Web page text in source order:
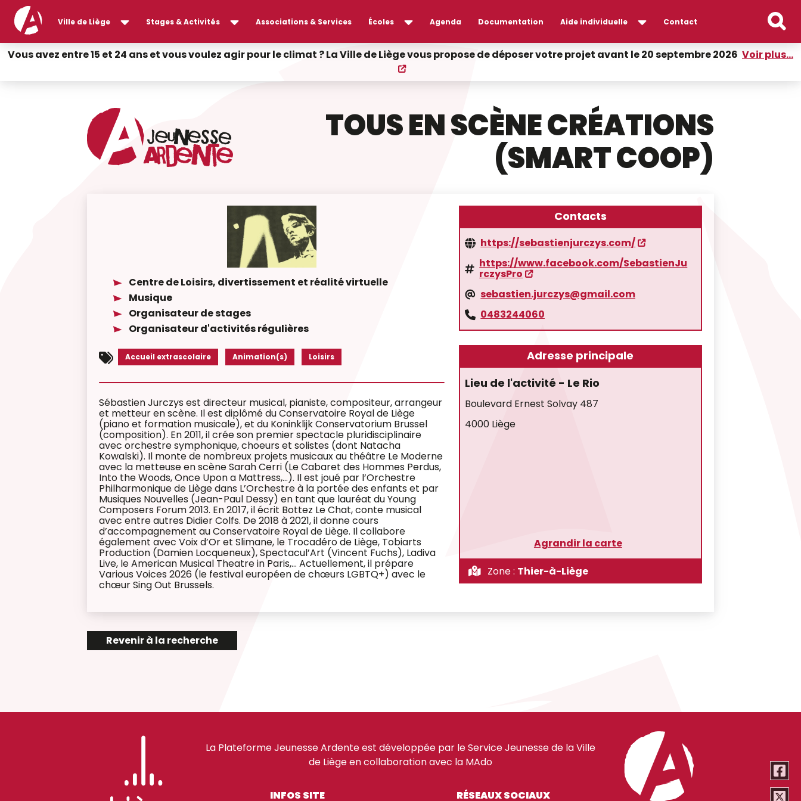
Ville de Liège Stages & Activités Associations & Services Écoles Agenda Documentation Aide individuelle Contact
Vous avez entre 15 et 24 ans et vous voulez agir pour le climat ? La Ville de Liège vous propose de déposer votre projet avant le 20 septembre 2026 Voir plus...
TOUS EN SCÈNE CRÉATIONS
(SMART COOP)
Centre de Loisirs, divertissement et réalité virtuelle
Musique
Organisateur de stages
Organisateur d'activités régulières
Accueil extrascolaire Animation(s) Loisirs
Sébastien Jurczys est directeur musical, pianiste, compositeur, arrangeur
et metteur en scène. Il est diplômé du Conservatoire Royal de Liège
(piano et formation musicale), et du Koninklijk Conservatorium Brussel
(composition). En 2011, il crée son premier spectacle pluridisciplinaire
avec orchestre symphonique, choeurs et solistes (dont Natacha
Kowalski). Il monte de nombreux projets musicaux au théâtre Le Moderne
avec la metteuse en scène Sarah Cerri (Le Cabaret des Hommes Perdus,
Into the Woods, Once Upon a Mattress,…). Il est joué par l’Orchestre
Philharmonique de Liège dans L’Orchestre à la portée des enfants et par
Musiques Nouvelles (Jean-Paul Dessy) en tant que lauréat du Young
Composers Forum 2013. En 2017, il écrit Bottez Le Chat, conte musical
avec entre autres Didier Colfs. De 2018 à 2021, il donne cours
d’accompagnement au Conservatoire Royal de Liège. Il collabore
également avec Voix d’Or et Slimane, le Trocadéro de Liège, Tobiarts
Production (Damien Locqueneux), Spectacul’Art (Vincent Fuchs), Ladiva
Live, le American Musical Theatre in Paris,… Actuellement, il prépare
Various Voices 2026 (le festival européen de chœurs LGBTQ+) avec le
chœur Sing Out Brussels.
Contacts
https://sebastienjurczys.com/
https://www.facebook.com/SebastienJu
rczysPro
sebastien.jurczys@gmail.com
0483244060
Adresse principale
Lieu de l'activité - Le Rio
Boulevard Ernest Solvay 487
4000 Liège
Agrandir la carte
Zone : Thier-à-Liège
Revenir à la recherche
La Plateforme Jeunesse Ardente est développée par le Service Jeunesse de la Ville
de Liège en collaboration avec la MAdo
INFOS SITE RÉSEAUX SOCIAUX